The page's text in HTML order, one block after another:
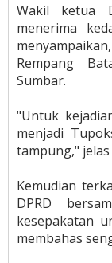
Wakil ketua
menerima
Rempang
Sumbar.
"Untuk
menjadi
tampung," jelas
Kemudian
DPRD
kesepakatan
membahas